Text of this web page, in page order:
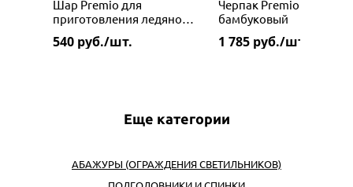
Шар Premio для
приготовления ледяного
настоя (лепки снежков)
540 руб./шт.
Черпак Premio
бамбуковый
1 785 руб./шт.
Еще категории
АБАЖУРЫ (ОГРАЖДЕНИЯ СВЕТИЛЬНИКОВ)